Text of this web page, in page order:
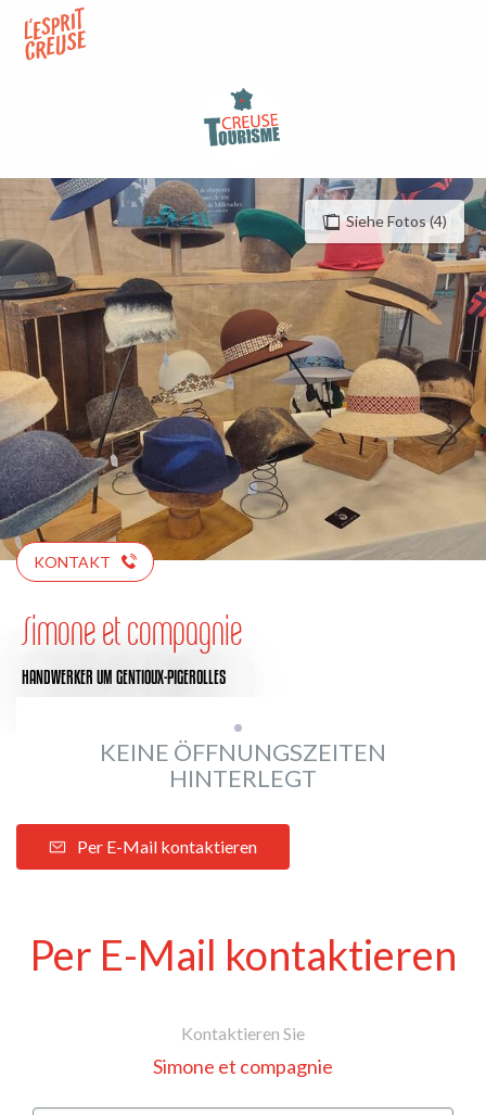
contenu
Siehe Fotos (4)
KONTAKT
Simone et compagnie
HANDWERKER UM GENTIOUX-PIGEROLLES
KEINE ÖFFNUNGSZEITEN
HINTERLEGT
Per E-Mail kontaktieren
Per E-Mail kontaktieren
Kontaktieren Sie
Simone et compagnie